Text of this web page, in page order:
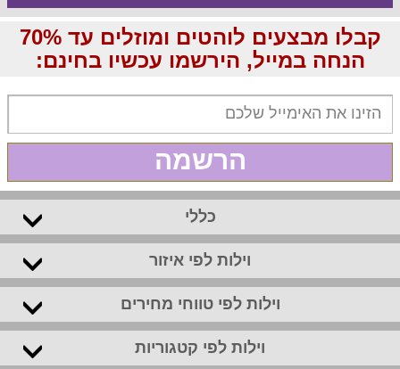
קבלו מבצעים לוהטים ומוזלים עד 70%
הנחה במייל, הירשמו עכשיו בחינם:
הרשמה
כללי
וילות לפי איזור
וילות לפי טווחי מחירים
וילות לפי קטגוריות